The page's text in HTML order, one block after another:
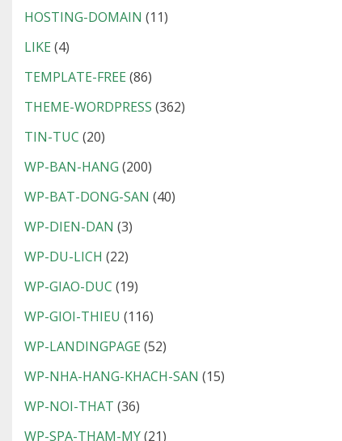
HOSTING-DOMAIN (11)
LIKE (4)
TEMPLATE-FREE (86)
THEME-WORDPRESS (362)
TIN-TUC (20)
WP-BAN-HANG (200)
WP-BAT-DONG-SAN (40)
WP-DIEN-DAN (3)
WP-DU-LICH (22)
WP-GIAO-DUC (19)
WP-GIOI-THIEU (116)
WP-LANDINGPAGE (52)
WP-NHA-HANG-KHACH-SAN (15)
WP-NOI-THAT (36)
WP-SPA-THAM-MY(21)